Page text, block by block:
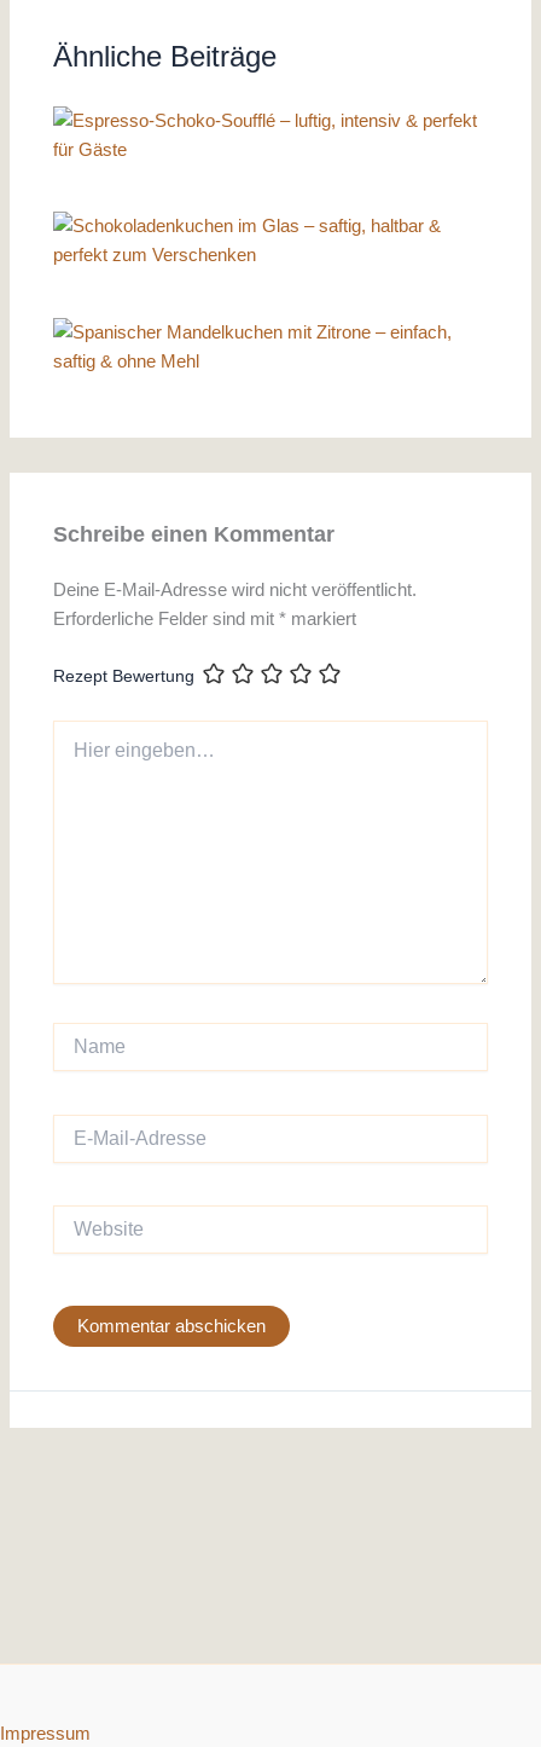
Ähnliche Beiträge
Schreibe einen Kommentar
Deine E-Mail-Adresse wird nicht veröffentlicht.
Erforderliche Felder sind mit* markiert
Rezept Bewertung
eingeben…
Name
Mail-
Website
Impressum